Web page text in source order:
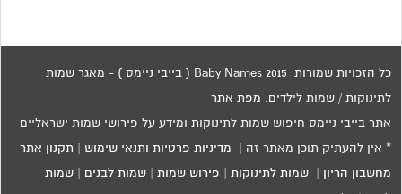
כל הזכויות שמורות 2015 Baby Names ( בייבי ניימס ) - מאגר שמות
לתינוקות / שמות לילדים. מפת אתר
אתר בייבי ניימס חיפוש שמות לתינוקות ומידע על פירושי שמות ישראליים
* אין להעתיק תוכן מאתר זה | מדיניות פרטיות ותנאי שימוש תקנון אתר
מחשבון הריון |שמות לתינוקות פירוש שמות |שמות לבנים |שמות